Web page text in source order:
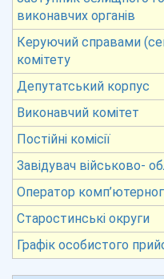
виконавчих органів
Керуючий справами
комітету
Депутатський корпус
Виконавчий комітет
Постійні комісії
Завідувач військово-
Оператор
Старостинські округи
Графік особистого